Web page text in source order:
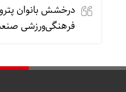
درخشش بانوان
فرهنگی‌ورزشی